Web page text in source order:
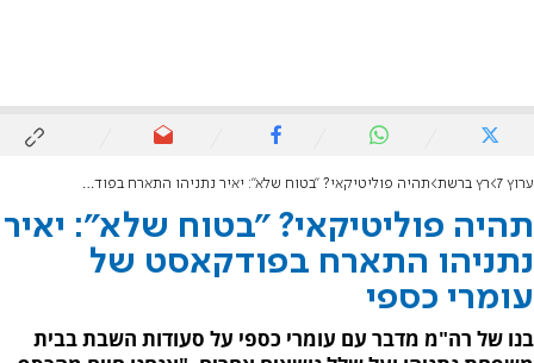
ערוץ 7 רץ ברשת תהיה פוליטיקאי? "בטוח שלא": יאיר נתניהו התארח בפודקאסט של עומרי כספי
תהיה פוליטיקאי? "בטוח שלא": יאיר
נתניהו התארח בפודקאסט של
עומרי כספי
בנו של רה"מ מדבר עם עומרי כספי על סעודות השבת בבית